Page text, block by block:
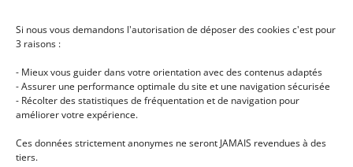
Si nous vous demandons l'autorisation de déposer des cookies c'est pour
3 raisons :
- Mieux vous guider dans votre orientation avec des contenus adaptés
- Assurer une performance optimale du site et une navigation sécurisée
- Récolter des statistiques de fréquentation et de navigation pour
améliorer votre expérience.
Ces données strictement anonymes ne seront JAMAIS revendues à des
tiers.
musicale • Certifications professionnelles • Paris •